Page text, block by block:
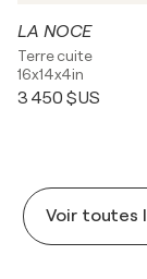
LA NOCE
Terre cuite
16x14x4in
3 450 $US
Voir toutes